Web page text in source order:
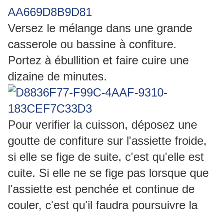
Versez le mélange dans une grande
casserole ou bassine à confiture.
Portez à ébullition et faire cuire une
dizaine de minutes.
Pour verifier la cuisson, déposez une
goutte de confiture sur l'assiette froide,
si elle se fige de suite, c'est qu'elle est
cuite. Si elle ne se fige pas lorsque que
l'assiette est penchée et continue de
couler, c'est qu'il faudra poursuivre la